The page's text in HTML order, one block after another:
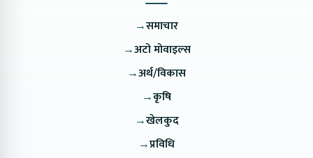
→समाचार
→अटो मोवाइल्स
→अर्थ/विकास
→कृषि
→खेलकुद
→प्रविधि